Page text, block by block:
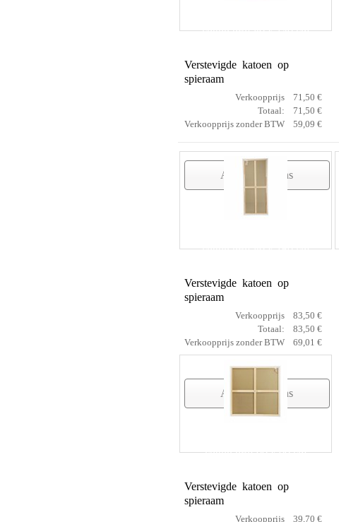
cotton prof 80 x 140 cm
Verstevigde katoen op
spieraam
Verkoopprijs
71,50 €
Totaal:
71,50 €
Verkoopprijs zonder BTW
59,09 €
Artikelgegevens
cotton prof 80 x 160 cm
Verstevigde katoen op
spieraam
Verkoopprijs
83,50 €
Totaal:
83,50 €
Verkoopprijs zonder BTW
69,01 €
Artikelgegevens
cotton prof 90 x 90 cm
Verstevigde katoen op
spieraam
Verkoopprijs 39,70 €